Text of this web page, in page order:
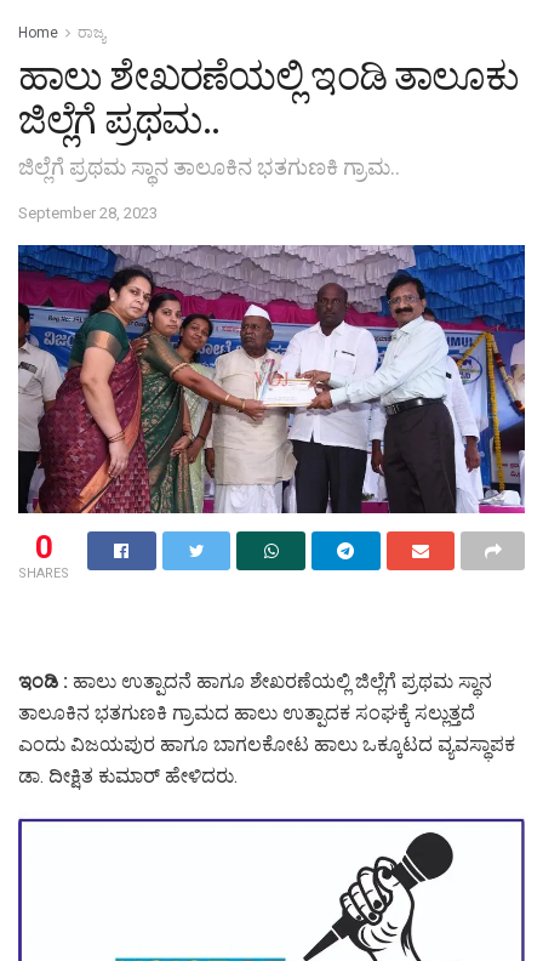
Home ರಾಜ್ಯ
ಹಾಲು ಶೇಖರಣೆಯಲ್ಲಿ ಇಂಡಿ ತಾಲೂಕು
ಜಿಲ್ಲೆಗೆ ಪ್ರಥಮ..
ಜಿಲ್ಲೆಗೆ ಪ್ರಥಮ ಸ್ಥಾನ ತಾಲೂಕಿನ ಭತಗುಣಕಿ ಗ್ರಾಮ..
September 28, 2023
0
SHARES
ಇಂಡಿ : ಹಾಲು ಉತ್ಪಾದನೆ ಹಾಗೂ ಶೇಖರಣೆಯಲ್ಲಿ ಜಿಲ್ಲೆಗೆ ಪ್ರಥಮ ಸ್ಥಾನ
ತಾಲೂಕಿನ ಭತಗುಣಕಿ ಗ್ರಾಮದ ಹಾಲು ಉತ್ಪಾದಕ ಸಂಘಕ್ಕೆ ಸಲ್ಲುತ್ತದೆ
ಎಂದು ವಿಜಯಪುರ ಹಾಗೂ ಬಾಗಲಕೋಟ ಹಾಲು ಒಕ್ಕೂಟದ ವ್ಯವಸ್ಥಾಪಕ
ಡಾ. ದೀಕ್ಷಿತ ಕುಮಾರ್ ಹೇಳಿದರು.